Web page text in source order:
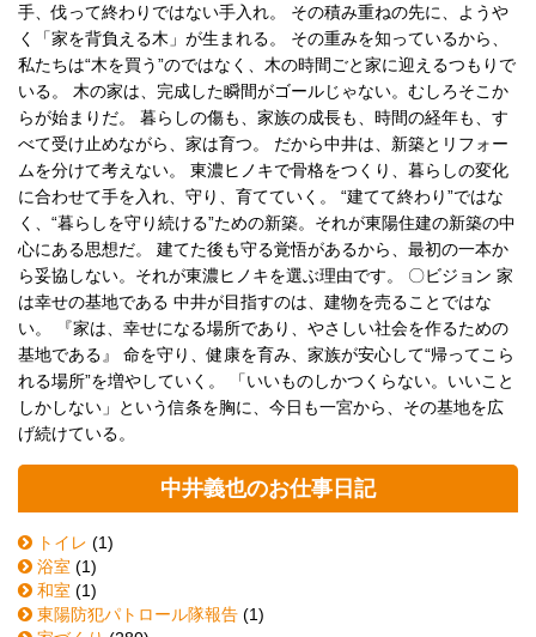
手、伐って終わりではない手入れ。 その積み重ねの先に、ようや
く「家を背負える木」が生まれる。 その重みを知っているから、
私たちは“木を買う”のではなく、木の時間ごと家に迎えるつもりで
いる。 木の家は、完成した瞬間がゴールじゃない。むしろそこか
らが始まりだ。 暮らしの傷も、家族の成長も、時間の経年も、す
べて受け止めながら、家は育つ。 だから中井は、新築とリフォー
ムを分けて考えない。 東濃ヒノキで骨格をつくり、暮らしの変化
に合わせて手を入れ、守り、育てていく。 “建てて終わり”ではな
く、“暮らしを守り続ける”ための新築。それが東陽住建の新築の中
心にある思想だ。 建てた後も守る覚悟があるから、最初の一本か
ら妥協しない。それが東濃ヒノキを選ぶ理由です。 〇ビジョン 家
は幸せの基地である 中井が目指すのは、建物を売ることではな
い。 『家は、幸せになる場所であり、やさしい社会を作るための
基地である』 命を守り、健康を育み、家族が安心して“帰ってこら
れる場所”を増やしていく。 「いいものしかつくらない。いいこと
しかしない」という信条を胸に、今日も一宮から、その基地を広
げ続けている。
中井義也のお仕事日記
トイレ (1)
浴室 (1)
和室 (1)
東陽防犯パトロール隊報告 (1)